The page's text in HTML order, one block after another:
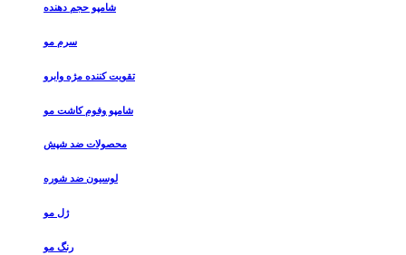
شامپو حجم دهنده
سرم مو
تقویت کننده مژه وابرو
شامپو وفوم کاشت مو
محصولات ضد شپش
لوسیون ضد شوره
ژل مو
رنگ مو